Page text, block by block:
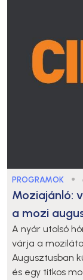
PROGRAMOK ●
Moziajánló:
a mozi
A nyár utolsó
várja a
Augusztusban
és egy titkos